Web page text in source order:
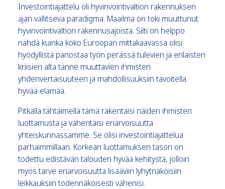
Investointiajattelu oli hyvinvointivaltion rakennuksen
ajan vallitseva paradigma. Maailma on toki muuttunut
hyvinvointivaltion rakennusajoista. Silti on helppo
nähdä kuinka koko Euroopan mittakaavassa olisi
hyödyllistä panostaa työn perässä tulevien ja erilaisten
kriisien alta tänne muuttavien ihmisten
yhdenvertaisuuteen ja mahdollisuuksiin tavoitella
hyvää elämää.
Pitkällä tähtäimellä tämä rakentaisi näiden ihmisten
luottamusta ja vähentäisi eriarvoisuutta
yhteiskunnassamme. Se olisi investointiajattelua
parhaimmillaan. Korkean luottamuksen tason on
todettu edistävän talouden hyvää kehitystä, jolloin
myös tarve eriarvoisuutta lisääviin lyhytnäköisiin
leikkauksiin todennäköisesti vähenisi.